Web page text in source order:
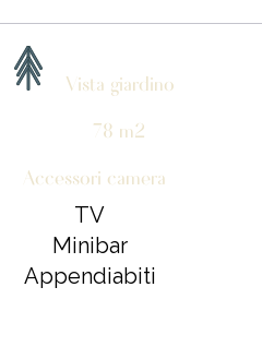
Vista giardino
78 m2
Accessori camera
TV
Minibar
Appendiabiti